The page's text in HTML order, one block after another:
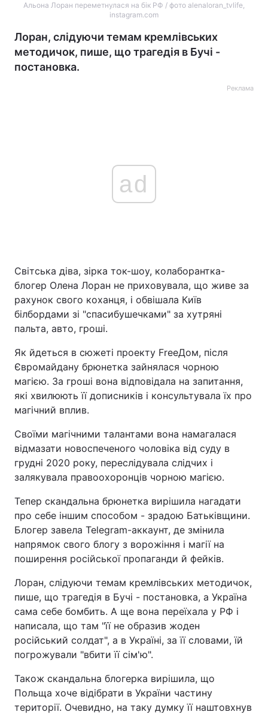
Альона Лоран переметнулася на бік РФ / фото alenaloran_tvlife,
instagram.com
Лоран, слідуючи темам кремлівських
методичок, пише, що трагедія в Бучі -
постановка.
Реклама
ad
Світська діва, зірка ток-шоу, колаборантка-
блогер Олена Лоран не приховувала, що живе за
рахунок свого коханця, і обвішала Київ
білбордами зі "спасибушечками" за хутряні
пальта, авто, гроші.
Як йдеться в сюжеті проекту FreeДом, після
Євромайдану брюнетка зайнялася чорною
магією. За гроші вона відповідала на запитання,
які хвилюють її дописників і консультувала їх про
магічний вплив.
Своїми магічними талантами вона намагалася
відмазати новоспеченого чоловіка від суду в
грудні 2020 року, переслідувала слідчих і
залякувала правоохоронців чорною магією.
Тепер скандальна брюнетка вирішила нагадати
про себе іншим способом - зрадою Батьківщини.
Блогер завела Telegram-аккаунт, де змінила
напрямок свого блогу з ворожіння і магії на
поширення російської пропаганди й фейків.
Лоран, слідуючи темам кремлівських методичок,
пише, що трагедія в Бучі - постановка, а Україна
сама себе бомбить. А ще вона переїхала у РФ і
написала, що там "її не образив жоден
російський солдат", а в Україні, за її словами, їй
погрожували "вбити її сім'ю".
Також скандальна блогерка вирішила, що
Польща хоче відібрати в України частину
території. Очевидно, на таку думку її наштовхнув